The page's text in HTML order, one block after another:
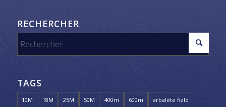
RECHERCHER
TAGS
10M 18M 25M 50M 400m 600m arbalète field